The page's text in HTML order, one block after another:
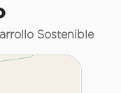
Sostenible